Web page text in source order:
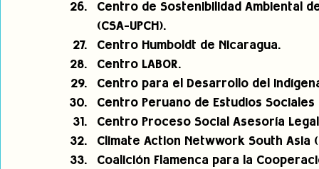
Centro de Sostenibilidad Ambiental
(CSA-UPCH).
Centro Humboldt de Nicaragua.
Centro LABOR.
Centro para el Desarrollo del
Centro Peruano de Estudios Sociales
Centro Proceso Social Asesoría
Climate Action Netwwork South Asia
Coalición Flamenca para la